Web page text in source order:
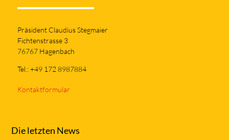
Präsident Claudius Stegmaier
Fichtenstrasse 3
76767 Hagenbach
Tel.: +49 172 8987884
Kontaktformular
Die letzten News